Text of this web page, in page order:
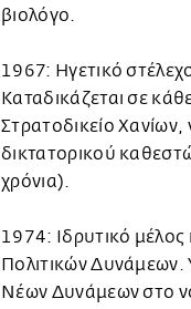
βιολόγο.
1967: Ηγετικό
Καταδικάζεται σε
Στρατοδικείο
δικτατορικού
χρόνια).
1974: Ιδρυτικό μέλος
Πολιτικών
Νέων Δυνάμεων στο